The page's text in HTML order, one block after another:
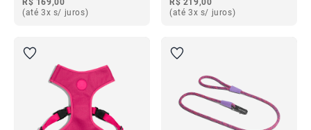
(até 3x s/ juros)
(até 3x s/ juros)